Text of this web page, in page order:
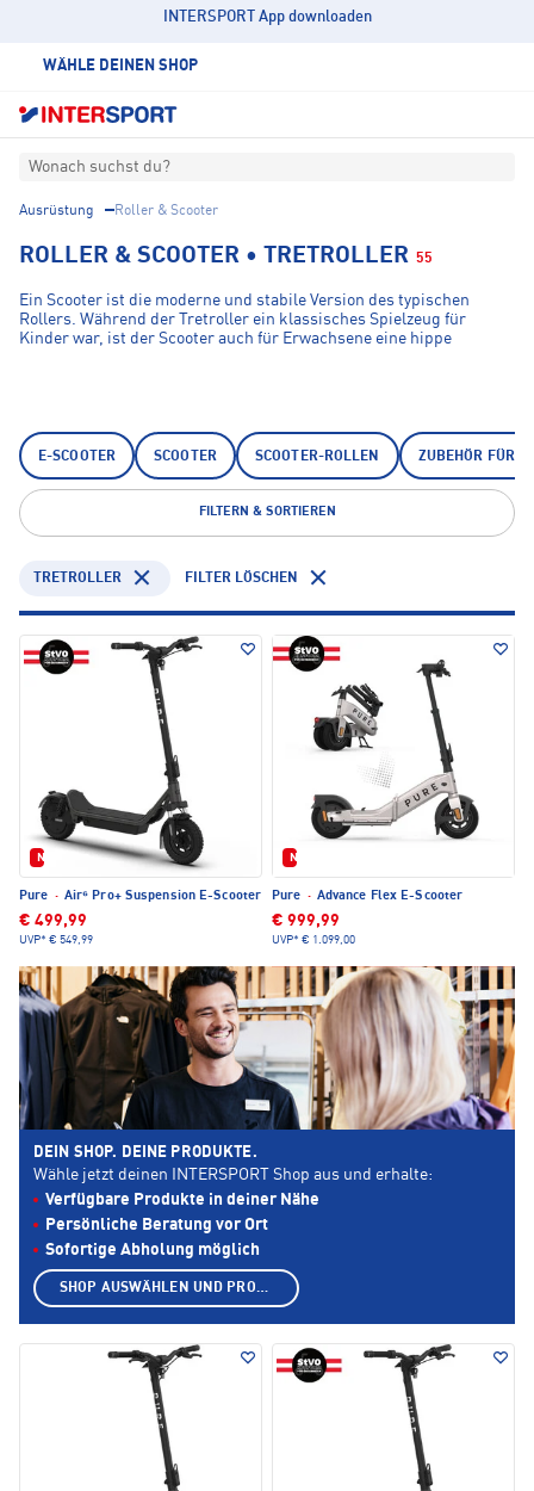
INTERSPORT App downloaden
WÄHLE DEINEN SHOP
Wonach suchst du?
Ausrüstung Roller & Scooter
ROLLER & SCOOTER • TRETROLLER 55
Ein Scooter ist die moderne und stabile Version des typischen
Rollers. Während der Tretroller ein klassisches Spielzeug für
Kinder war, ist der Scooter auch für Erwachsene eine hippe
leicht ist ein Scooter, damit sein flexibler und spontaner Einsatz
problemlos möglich ist. Die hochwertigen Rollen und Kugellager
sorgen zudem für eine hohe Laufruhe und ein komfortables
Fahrgefühl. Im INTERSPORT Scooter Shop findest du Kinderroller
und Cityscooter von Top-Marken in hoher Qualität.
E-SCOOTER SCOOTER SCOOTER-ROLLEN ZUBEHÖR FÜR
FILTERN & SORTIEREN
TRETROLLER FILTER LÖSCHEN
Neu
Pure · Air⁶ Pro+ Suspension E-Scooter
€ 499,99
UVP* € 549,99
Neu
Pure · Advance Flex E-Scooter
€ 999,99
UVP* € 1.099,00
SICHERE DIR BIKES,
SCOOTER UVM. ZU
DEIN SHOP. DEINE PRODUKTE.
Wähle jetzt deinen INTERSPORT Shop aus und erhalte:
Verfügbare Produkte in deiner Nähe
Persönliche Beratung vor Ort
Sofortige Abholung möglich
SHOP AUSWÄHLEN UND PRODUKTE ANZEIGEN